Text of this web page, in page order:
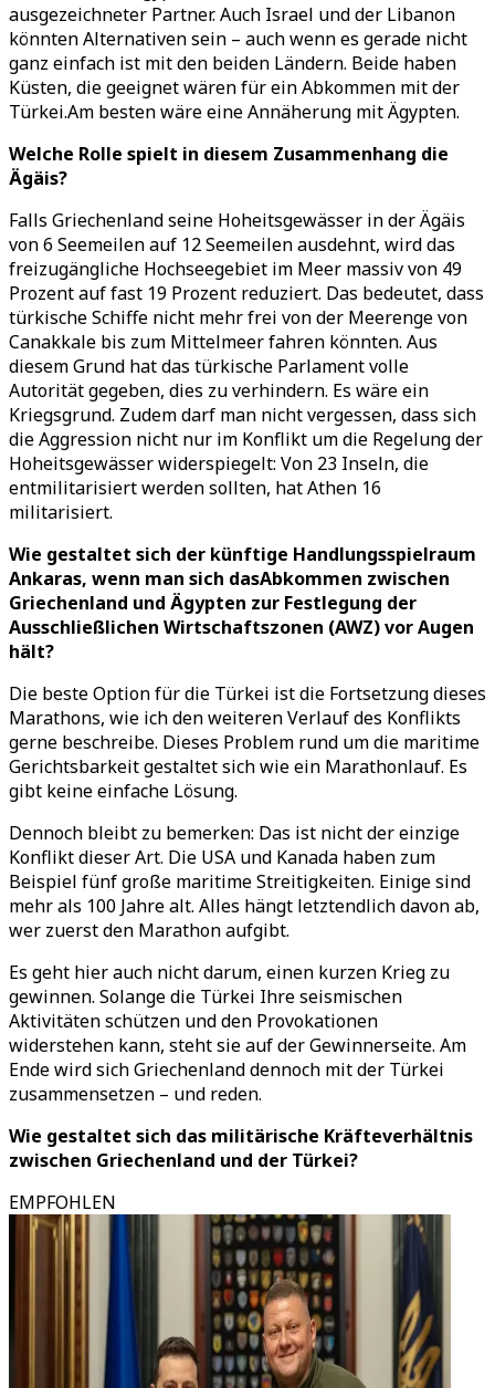
ausgezeichneter Partner. Auch Israel und der Libanon
könnten Alternativen sein – auch wenn es gerade nicht
ganz einfach ist mit den beiden Ländern. Beide haben
Küsten, die geeignet wären für ein Abkommen mit der
Türkei.Am besten wäre eine Annäherung mit Ägypten.
Welche Rolle spielt in diesem Zusammenhang die
Ägäis?
Falls Griechenland seine Hoheitsgewässer in der Ägäis
von 6 Seemeilen auf 12 Seemeilen ausdehnt, wird das
freizugängliche Hochseegebiet im Meer massiv von 49
Prozent auf fast 19 Prozent reduziert. Das bedeutet, dass
türkische Schiffe nicht mehr frei von der Meerenge von
Canakkale bis zum Mittelmeer fahren könnten. Aus
diesem Grund hat das türkische Parlament volle
Autorität gegeben, dies zu verhindern. Es wäre ein
Kriegsgrund. Zudem darf man nicht vergessen, dass sich
die Aggression nicht nur im Konflikt um die Regelung der
Hoheitsgewässer widerspiegelt: Von 23 Inseln, die
entmilitarisiert werden sollten, hat Athen 16
militarisiert.
Wie gestaltet sich der künftige Handlungsspielraum
Ankaras, wenn man sich dasAbkommen zwischen
Griechenland und Ägypten zur Festlegung der
Ausschließlichen Wirtschaftszonen (AWZ) vor Augen
hält?
Die beste Option für die Türkei ist die Fortsetzung dieses
Marathons, wie ich den weiteren Verlauf des Konflikts
gerne beschreibe. Dieses Problem rund um die maritime
Gerichtsbarkeit gestaltet sich wie ein Marathonlauf. Es
gibt keine einfache Lösung.
Dennoch bleibt zu bemerken: Das ist nicht der einzige
Konflikt dieser Art. Die USA und Kanada haben zum
Beispiel fünf große maritime Streitigkeiten. Einige sind
mehr als 100 Jahre alt. Alles hängt letztendlich davon ab,
wer zuerst den Marathon aufgibt.
Es geht hier auch nicht darum, einen kurzen Krieg zu
gewinnen. Solange die Türkei Ihre seismischen
Aktivitäten schützen und den Provokationen
widerstehen kann, steht sie auf der Gewinnerseite. Am
Ende wird sich Griechenland dennoch mit der Türkei
zusammensetzen – und reden.
Wie gestaltet sich das militärische Kräfteverhältnis
zwischen Griechenland und der Türkei?
EMPFOHLEN